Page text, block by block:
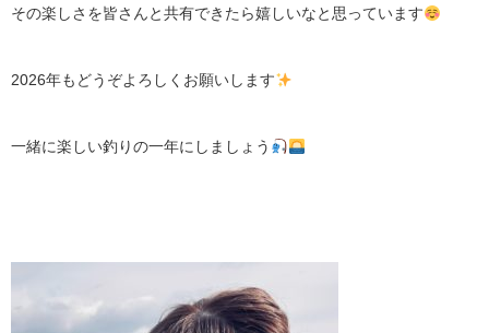
その楽しさを皆さんと共有できたら嬉しいなと思っています
2026年もどうぞよろしくお願いします
一緒に楽しい釣りの一年にしましょう